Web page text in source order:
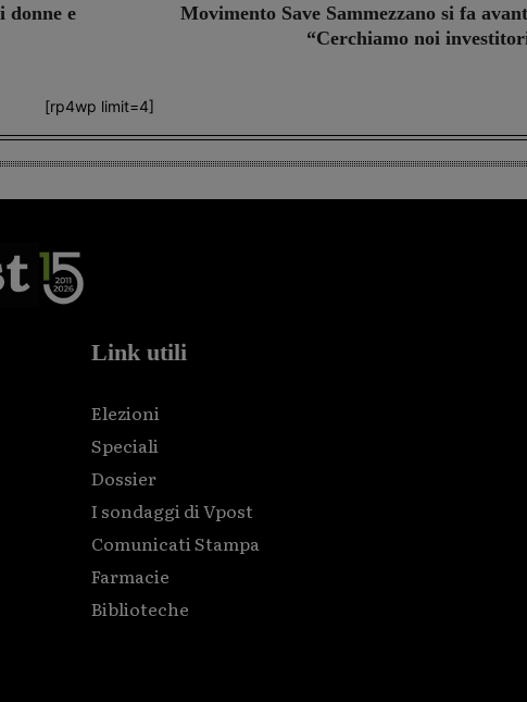
donne e
Movimento Save Sammezzano si fa
“Cerchiamo noi
[rp4wp limit=4]
Link utili
Elezioni
Speciali
Dossier
I sondaggi di Vpost
Comunicati Stampa
Farmacie
Biblioteche